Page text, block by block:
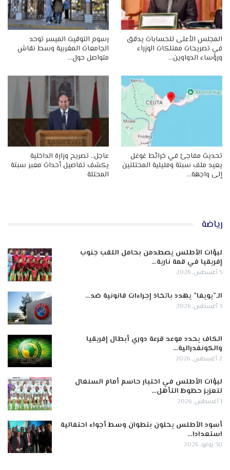
المجلس الأعلى للحسابات يدقق
في تصريحات ممتلكات الوزراء
ورؤساء الدواوين…
رسوم التوقيت الميسر توحد
الجامعات المغربية وسط نقاش
متواصل حول…
تحديث مفاجئ في خرائط غوغل
يعيد ملف سبتة ومليلية المحتلتين
إلى واجهة…
عاجل.. تصريح وزارة الداخلية
يكشف تفاصيل أحداث معبر سبتة
المحتلة
رياضة
لبؤات الأطلس يصطدمن بحامل اللقب جنوب
إفريقيا في قمة نارية…
5 أغسطس, 2026
الـ”يويفا” يهدد باتخاذ إجراءات قانونية ضد…
3 أغسطس, 2026
الكاف يحدد موعد قرعة دوري أبطال إفريقيا
والكونفدرالية…
2 أغسطس, 2026
لبؤات الأطلس في اختبار حاسم أمام السنغال
لتعزيز حظوظ التأهل…
1 أغسطس, 2026
أسود الأطلس يحلون بتطوان وسط أجواء احتفالية
استعدادا…
30 يوليو, 2026